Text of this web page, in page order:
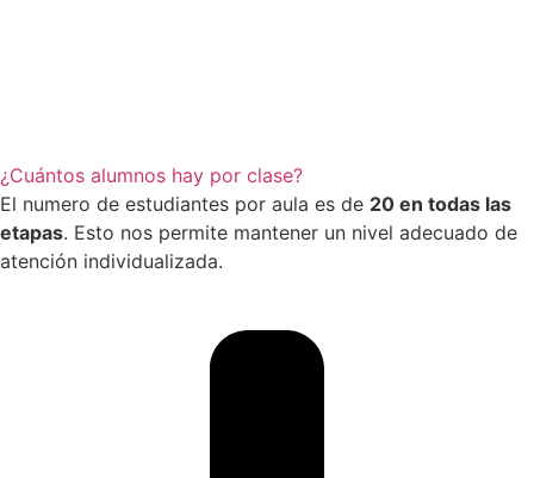
¿Cuántos alumnos hay por clase?
El numero de estudiantes por aula es de 20 en todas las
etapas. Esto nos permite mantener un nivel adecuado de
atención individualizada.